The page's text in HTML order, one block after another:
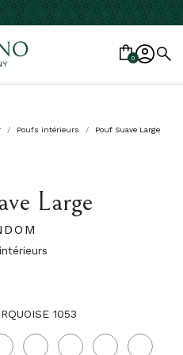
0
Poufs intérieurs Pouf Suave Large
Large
1053
AQUAMARINA
ARTEMISEBACCOBERRYBOSC